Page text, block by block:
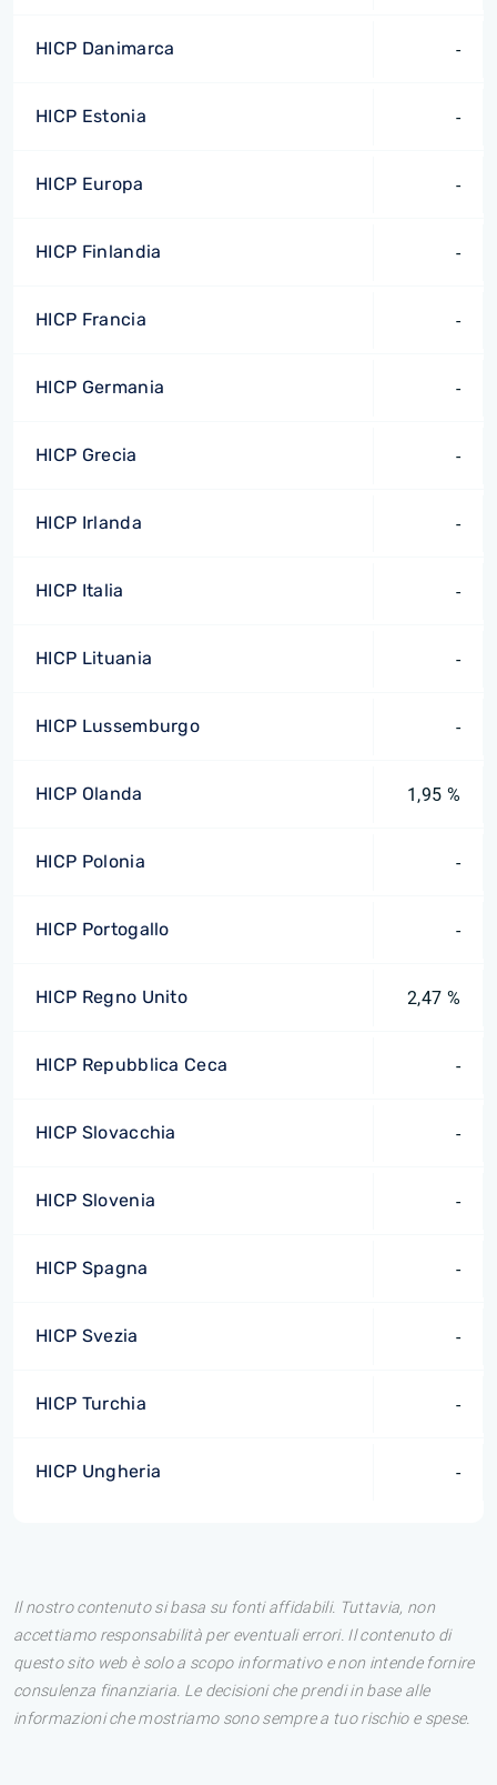
HICP Danimarca -
HICP Estonia -
HICP Europa -
HICP Finlandia -
HICP Francia -
HICP Germania -
HICP Grecia -
HICP Irlanda -
HICP Italia -
HICP Lituania -
HICP Lussemburgo -
HICP Olanda 1,95 %
HICP Polonia -
HICP Portogallo -
HICP Regno Unito 2,47 %
HICP Repubblica Ceca -
HICP Slovacchia -
HICP Slovenia -
HICP Spagna -
HICP Svezia -
HICP Turchia -
HICP Ungheria -
Il nostro contenuto si basa su fonti affidabili. Tuttavia, non
accettiamo responsabilità per eventuali errori. Il contenuto di
questo sito web è solo a scopo informativo e non intende fornire
consulenza finanziaria. Le decisioni che prendi in base alle
informazioni che mostriamo sono sempre a tuo rischio e spese.